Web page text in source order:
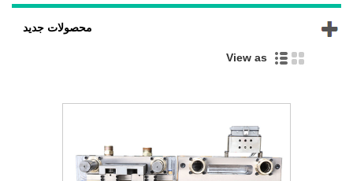
محصولات جدید
View as